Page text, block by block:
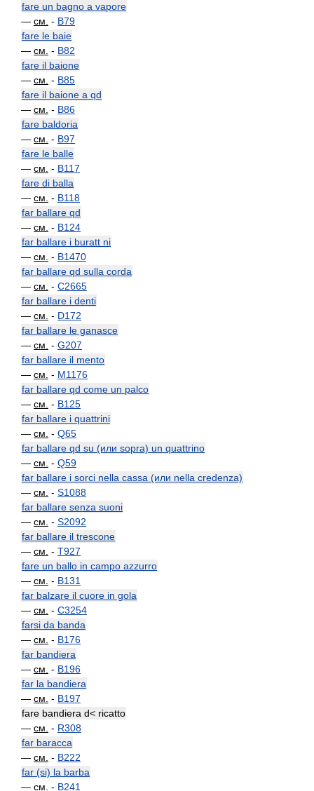
fare un bagno a vapore
— см. - B79
fare le baie
— см. - B82
fare il baione
— см. - B85
fare il baione a qd
— см. - B86
fare baldoria
— см. - B97
fare le balle
— см. - B117
fare di balla
— см. - B118
far ballare qd
— см. - B124
far ballare i buratt ni
— см. - B1470
far ballare qd sulla corda
— см. - C2665
far ballare i denti
— см. - D172
far ballare le ganasce
— см. - G207
far ballare il mento
— см. - M1176
far ballare qd come un palco
— см. - B125
far ballare i quattrini
— см. - Q65
far ballare qd su (или sopra) un quattrino
— см. - Q59
far ballare i sorci nella cassa (или nella credenza)
— см. - S1088
far ballare senza suoni
— см. - S2092
far ballare il trescone
— см. - T927
fare un ballo in campo azzurro
— см. - B131
far balzare il cuore in gola
— см. - C3254
farsi da banda
— см. - B176
far bandiera
— см. - B196
far la bandiera
— см. - B197
fare bandiera d< ricatto
— см. - R308
far baracca
— см. - B222
far (si) la barba
— см. - B241